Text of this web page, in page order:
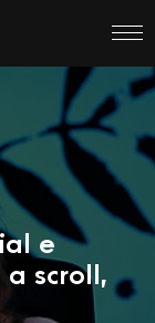
e
scroll,